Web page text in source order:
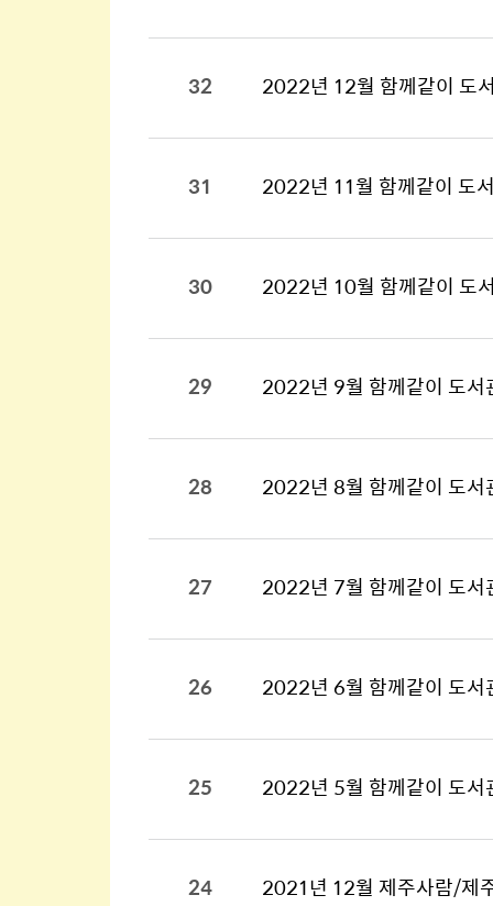
32 2022년 12월 함께같이 도
31 2022년 11월 함께같이 도
30 2022년 10월 함께같이 도
29 2022년 9월 함께같이 도서
28 2022년 8월 함께같이 도서
27 2022년 7월 함께같이 도서
26 2022년 6월 함께같이 도서
25 2022년 5월 함께같이 도서
24 2021년 12월 제주사람/제